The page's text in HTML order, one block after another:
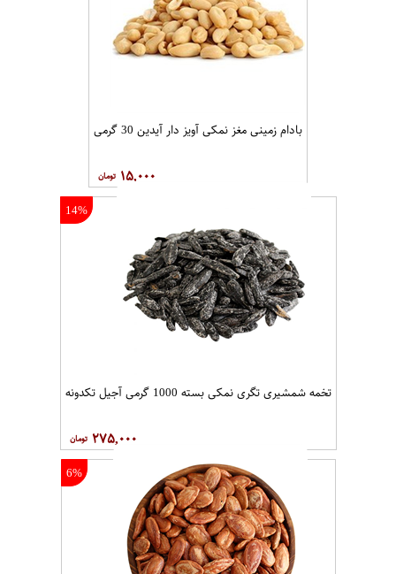
بادام زمینی مغز نمکی آویز دار آیدین 30 گرمی
۱۵,۰۰۰
14%
تخمه شمشیری تگری نمکی بسته 1000 گرمی آجیل تکدونه
۲۷۵,۰۰۰
6%